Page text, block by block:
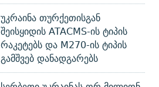
უკრაინა თურქეთისგან
შეისყიდის ATACMS-ის ტიპის
რაკეტებს და M270-ის ტიპის
გამშვებ დანადგარებს